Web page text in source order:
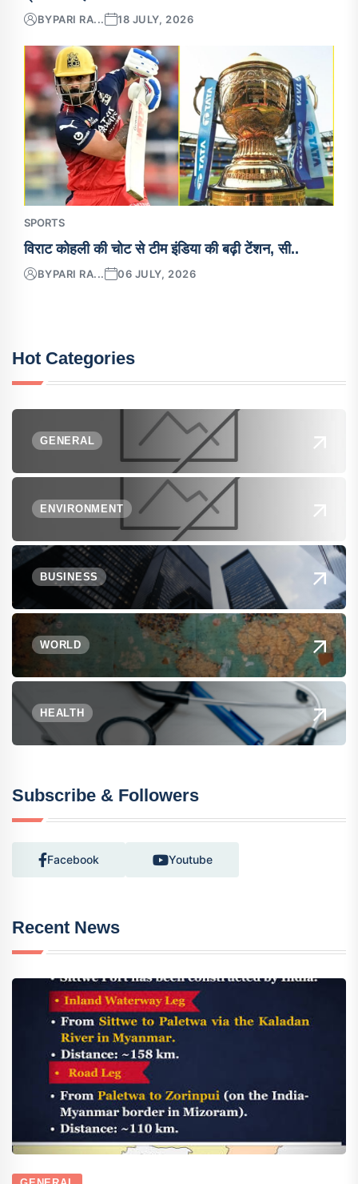
BYPARI RA... 18 JULY, 2026
SPORTS
विराट कोहली की चोट से टीम इंडिया की बढ़ी टेंशन, सी..
BYPARI RA... 06 JULY, 2026
Hot Categories
GENERAL
ENVIRONMENT
BUSINESS
WORLD
HEALTH
Subscribe & Followers
Facebook Youtube
Recent News